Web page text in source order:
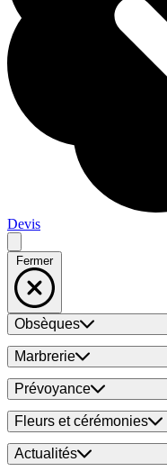
Devis
Fermer
Obsèques
Marbrerie
Prévoyance
Fleurs et cérémonies
Actualités